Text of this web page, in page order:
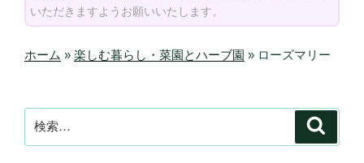
いただきますようお願いいたします。
ホーム » 楽しむ暮らし・菜園とハーブ園 » ローズマリー
索: